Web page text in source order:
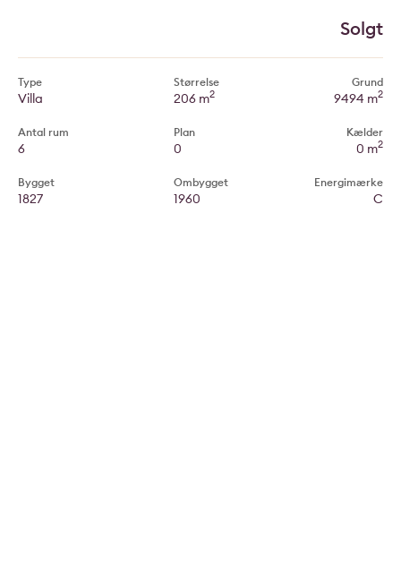
Solgt
Type
Villa
Antal rum
6
Bygget
1827
Størrelse
206 m2
Plan
0
Ombygget
1960
Grund
9494 m2
Kælder
0 m2
Energimærke
C